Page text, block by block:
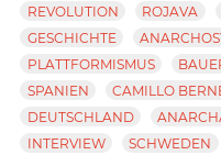
REVOLUTION ROJAVA
GESCHICHTE
PLATTFORMISMUS
SPANIEN
CAMILLO
DEUTSCHLAND
INTERVIEW
SCHWEDEN